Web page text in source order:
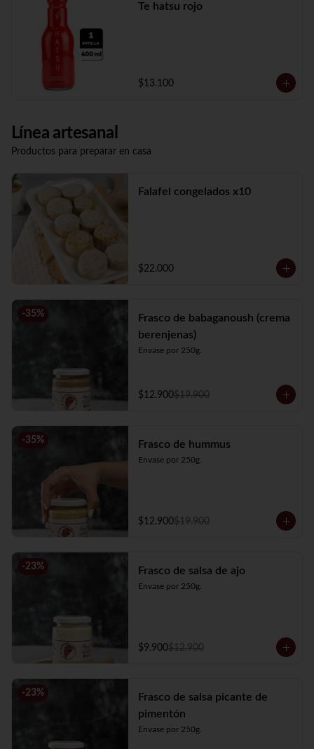
Te hatsu rojo
$13.100
Línea artesanal
Productos para preparar en casa
Falafel congelados x10
$22.000
-35%
Frasco de babaganoush (crema
berenjenas)
Envase por 250g.
$12.900$19.900
-35% Frasco de hummus
Envase por 250g.
$12.900$19.900
-23% Frasco de salsa de ajo
Envase por 250g.
$9.900$12.900
-23%
Frasco de salsa picante de
pimentón
Envase por 250g.